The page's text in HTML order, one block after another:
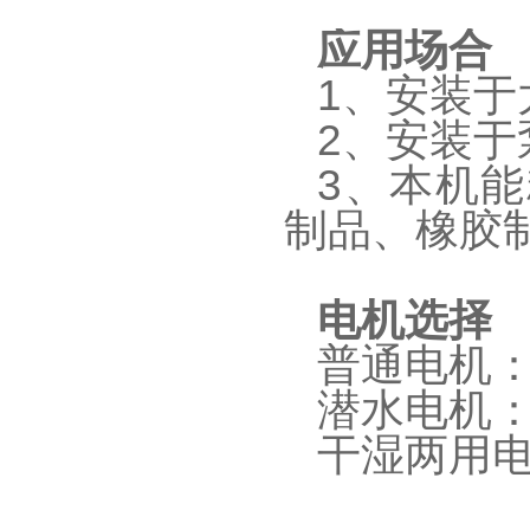
应用场合
1、安装
2、安装
3、本机
制品、橡胶
电机选择
普通电机
潜水电机
干湿两用